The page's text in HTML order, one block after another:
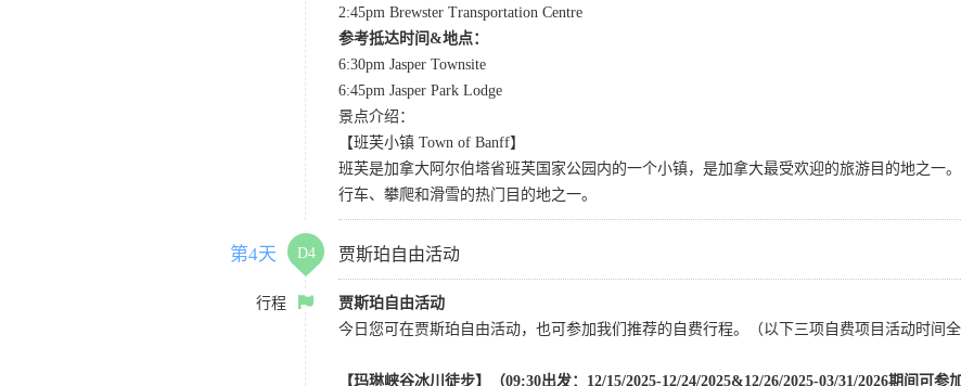
2:45pm Brewster Transportation Centre
参考抵达时间&地点：
6:30pm Jasper Townsite
6:45pm Jasper Park Lodge
景点介绍：
【班芙小镇 Town of Banff】
班芙是加拿大阿尔伯塔省班芙国家公园内的一个小镇，是加拿大最受欢迎的旅游目的地之一
行车、攀爬和滑雪的热门目的地之一。
第4天 D4 贾斯珀自由活动
行程
贾斯珀自由活动
今日您可在贾斯珀自由活动，也可参加我们推荐的自费行程。（以下三项自费项目活动时间全
【玛琳峡谷冰川徒步】（09:30出发：12/15/2025-12/24/2025&12/26/2025-03/31/2026期间可参